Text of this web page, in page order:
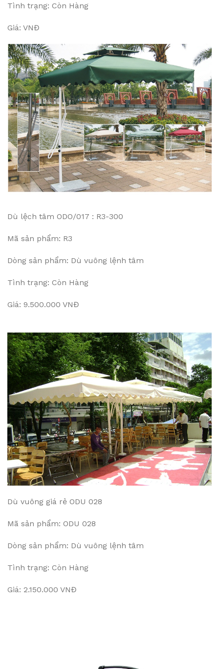
Tình trạng: Còn Hàng
Giá: VNĐ
Dù lệch tâm ODO/017 : R3-300
Mã sản phẩm: R3
Dòng sản phẩm: Dù vuông lệnh tâm
Tình trạng: Còn Hàng
Giá: 9.500.000 VNĐ
Dù vuông giá rẻ ODU 028
Mã sản phẩm: ODU 028
Dòng sản phẩm: Dù vuông lệnh tâm
Tình trạng: Còn Hàng
Giá: 2.150.000 VNĐ